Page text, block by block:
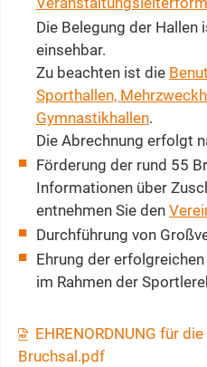
Die Belegung der Hallen
einsehbar.
Zu beachten ist die
Sporthallen,
Gymnastikhallen.
Die Abrechnung erfolgt
Förderung der rund 55
Informationen über
entnehmen Sie den
Durchführung von
Ehrung der
im Rahmen der
EHRENORDNUNG für
Bruchsal.pdf